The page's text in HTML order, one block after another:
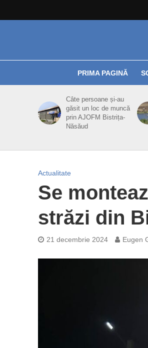
PRIMA PAGINĂ
Câte persoane și-au
găsit un loc de muncă
prin AJOFM Bistrița-
Năsăud
Actualitate
Se
străzi din
21 decembrie 2024 Eugen